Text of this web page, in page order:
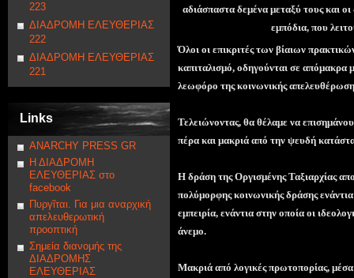
223
ΔΙΑΔΡΟΜΗ ΕΛΕΥΘΕΡΙΑΣ
222
ΔΙΑΔΡΟΜΗ ΕΛΕΥΘΕΡΙΑΣ
221
Links
ANARCHY PRESS GR
Η ΔΙΑΔΡΟΜΗ
ΕΛΕΥΘΕΡΙΑΣ στο
facebook
Πυργῖται. Για μια αναρχική
απελευθερωτική
προοπτική
Σημεία διανομής της
ΔΙΑΔΡΟΜΗΣ
ΕΛΕΥΘΕΡΙΑΣ
αδιάσπαστα δεμένα μεταξύ τους και οι
εμπόδια, που
Όλοι οι επικριτές των βίαιων
καπιταλισμό, οδηγούνται σε απόμακρα
λεωφόρο της κοινωνικής
Τελειώνοντας, θα θέλαμε να
πέρα και μακριά από την ψευδή
Η δράση της Οργισμένης Ταξιαρχίας
πολύμορφης κοινωνικής δράσης
εμπειρία, ενάντια στην οποία οι
άνεμο.
Μακριά από λογικές πρωτοπορίας,